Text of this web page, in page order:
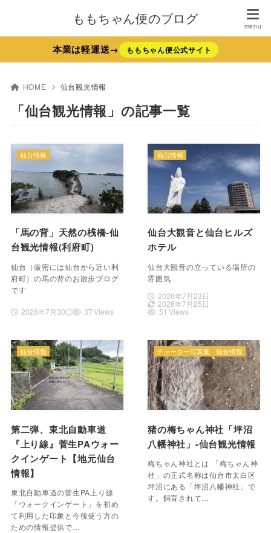
ももちゃん便のブログ
本業は軽運送→ ももちゃん便公式サイト
HOME 仙台観光情報
「仙台観光情報」の記事一覧
「馬の背」天然の桟橋-仙
台観光情報(利府町)
仙台（厳密には仙台から近い利
府町）の馬の背のお散歩ブログ
です
2026年7月30日
仙台情報
37 Views
仙台大観音と仙台ヒルズ
ホテル
仙台大観音の立っている場所の
雰囲気
2026年7月23日
2026年7月25日
仙台情報
51 Views
第二弾、東北自動車道
『上り線』菅生PAウォー
クインゲート【地元仙台
情報】
東北自動車道の菅生PA上り線
「ウォークインゲート」を初め
て利用した印象と今後使う方の
ための情報提供で…
仙台情報
猪の梅ちゃん神社「坪沼
八幡神社」-仙台観光情報
梅ちゃん神社とは 「梅ちゃん神
社」の正式名称は仙台市太白区
坪沼にある「坪沼八幡神社」で
す。飼育されて…
チャーター写真集 仙台情報